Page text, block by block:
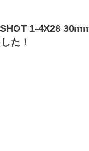
た！